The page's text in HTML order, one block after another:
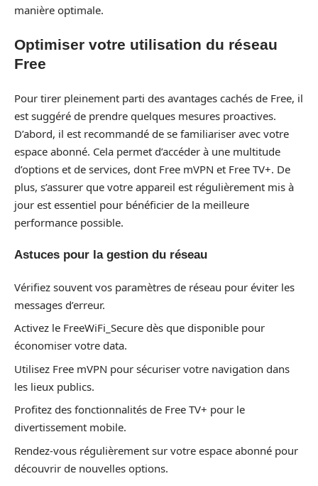
manière optimale.
Optimiser votre utilisation du réseau
Free
Pour tirer pleinement parti des avantages cachés de Free, il
est suggéré de prendre quelques mesures proactives.
D’abord, il est recommandé de se familiariser avec votre
espace abonné. Cela permet d’accéder à une multitude
d’options et de services, dont Free mVPN et Free TV+. De
plus, s’assurer que votre appareil est régulièrement mis à
jour est essentiel pour bénéficier de la meilleure
performance possible.
Astuces pour la gestion du réseau
Vérifiez souvent vos paramètres de réseau pour éviter les
messages d’erreur.
Activez le FreeWiFi_Secure dès que disponible pour
économiser votre data.
Utilisez Free mVPN pour sécuriser votre navigation dans
les lieux publics.
Profitez des fonctionnalités de Free TV+ pour le
divertissement mobile.
Rendez-vous régulièrement sur votre espace abonné pour
découvrir de nouvelles options.